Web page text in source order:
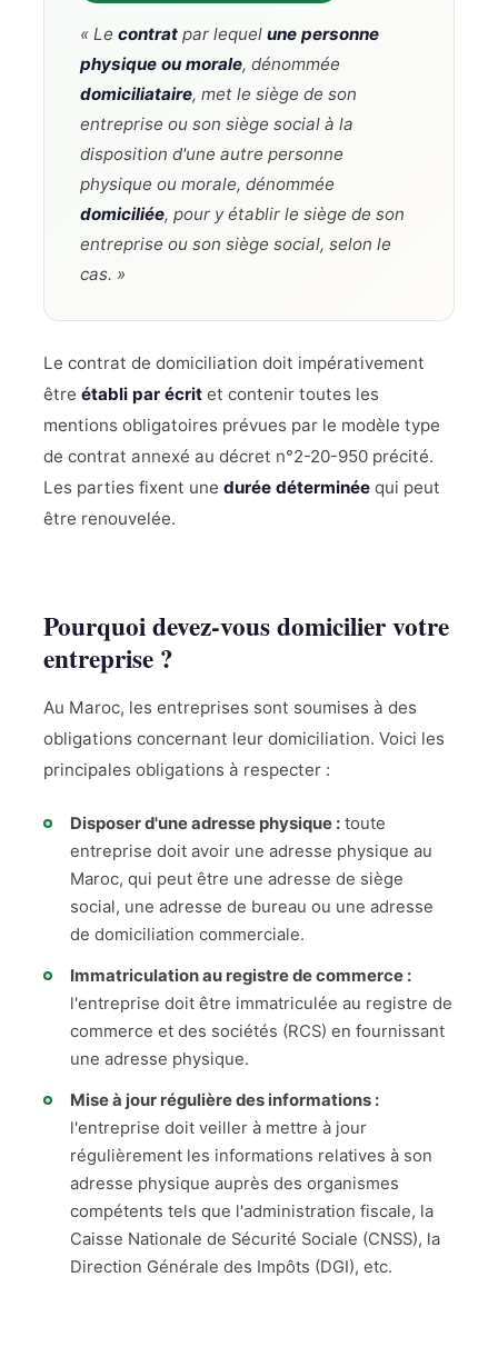
« Le contrat par lequel une personne
physique ou morale, dénommée
domiciliataire, met le siège de son
entreprise ou son siège social à la
disposition d'une autre personne
physique ou morale, dénommée
domiciliée, pour y établir le siège de son
entreprise ou son siège social, selon le
cas. »
Le contrat de domiciliation doit impérativement
être établi par écrit et contenir toutes les
mentions obligatoires prévues par le modèle type
de contrat annexé au décret n°2-20-950 précité.
Les parties fixent une durée déterminée qui peut
être renouvelée.
Pourquoi devez-vous domicilier votre
entreprise ?
Au Maroc, les entreprises sont soumises à des
obligations concernant leur domiciliation. Voici les
principales obligations à respecter :
Disposer d'une adresse physique : toute
entreprise doit avoir une adresse physique au
Maroc, qui peut être une adresse de siège
social, une adresse de bureau ou une adresse
de domiciliation commerciale.
Immatriculation au registre de commerce :
l'entreprise doit être immatriculée au registre de
commerce et des sociétés (RCS) en fournissant
une adresse physique.
Mise à jour régulière des informations :
l'entreprise doit veiller à mettre à jour
régulièrement les informations relatives à son
adresse physique auprès des organismes
compétents tels que l'administration fiscale, la
Caisse Nationale de Sécurité Sociale (CNSS), la
Direction Générale des Impôts (DGI), etc.